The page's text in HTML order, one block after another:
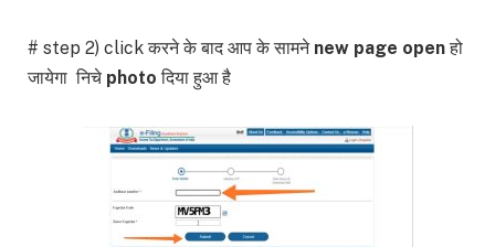
# step 2) click करने के बाद आप के सामने new page openहो
जायेगा निचे photo दिया हुआ है